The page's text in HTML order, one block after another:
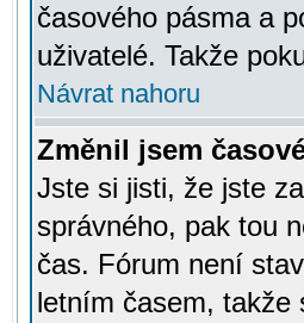
časového pásma a
uživatelé. Takže
Návrat nahoru
Změnil jsem
Jste si jisti, že jste
správného, pak tou
čas. Fórum není
letním časem, takže